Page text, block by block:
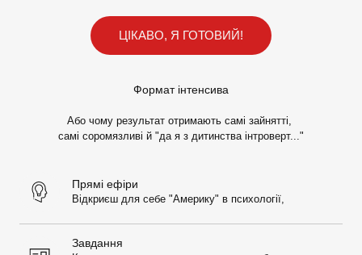
ЦІКАВО, Я ГОТОВИЙ!
Формат інтенсива
Або чому результат отримають самі зайнятті,
самі соромязливі й "да я з дитинства інтроверт..."
Прямі ефіри
Відкриєш для себе "Америку" в психології,
Завдання